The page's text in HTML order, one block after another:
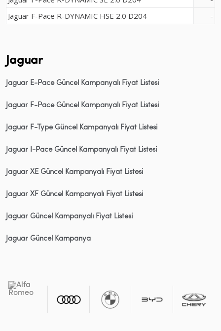
Jaguar F-Pace R-DYNAMIC HSE 2.0 D204
-
Jaguar
Jaguar E-Pace Güncel Kampanyalı Fiyat Listesi
Jaguar F-Pace Güncel Kampanyalı Fiyat Listesi
Jaguar F-Type Güncel Kampanyalı Fiyat Listesi
Jaguar I-Pace Güncel Kampanyalı Fiyat Listesi
Jaguar XE Güncel Kampanyalı Fiyat Listesi
Jaguar XF Güncel Kampanyalı Fiyat Listesi
Jaguar Güncel Kampanyalı Fiyat Listesi
Jaguar Güncel Kampanya